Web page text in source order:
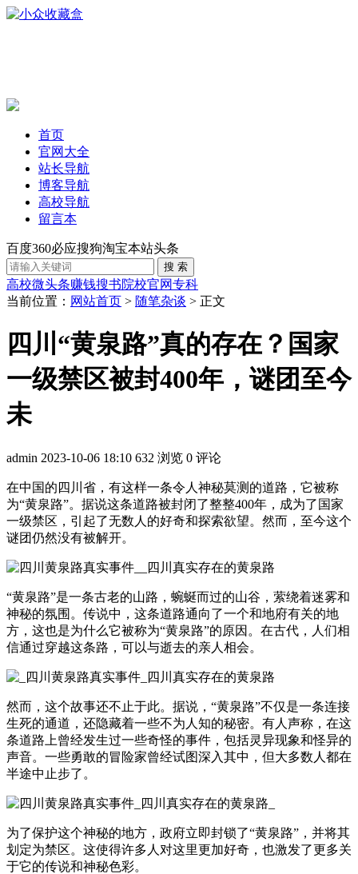
首页
官网大全
站长导航
博客导航
高校导航
留言本
百度360必应搜狗淘宝本站头条
高校微头条赚钱搜书院校官网专科
当前位置： 网站首页 > 随笔杂谈 > 正文
四川“黄泉路”真的存在？国家
一级禁区被封400年，谜团至今
未
admin 2023-10-06 18:10 632 浏览 0 评论
在中国的四川省，有这样一条令人神秘莫测的道路，它被称
为“黄泉路”。据说这条道路被封闭了整整400年，成为了国家
一级禁区，引起了无数人的好奇和探索欲望。然而，至今这个
谜团仍然没有被解开。
“黄泉路”是一条古老的山路，蜿蜒而过的山谷，萦绕着迷雾和
神秘的氛围。传说中，这条道路通向了一个和地府有关的地
方，这也是为什么它被称为“黄泉路”的原因。在古代，人们相
信通过穿越这条路，可以与逝去的亲人相会。
然而，这个故事还不止于此。据说，“黄泉路”不仅是一条连接
生死的通道，还隐藏着一些不为人知的秘密。有人声称，在这
条道路上曾经发生过一些奇怪的事件，包括灵异现象和怪异的
声音。一些勇敢的冒险家曾经试图深入其中，但大多数人都在
半途中止步了。
为了保护这个神秘的地方，政府立即封锁了“黄泉路”，并将其
划定为禁区。这使得许多人对这里更加好奇，也激发了更多关
于它的传说和神秘色彩。